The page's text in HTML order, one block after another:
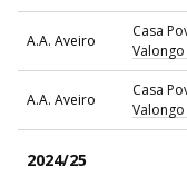
A.A. Aveiro
Casa
Valongo
A.A. Aveiro
Casa
Valongo
2024/25